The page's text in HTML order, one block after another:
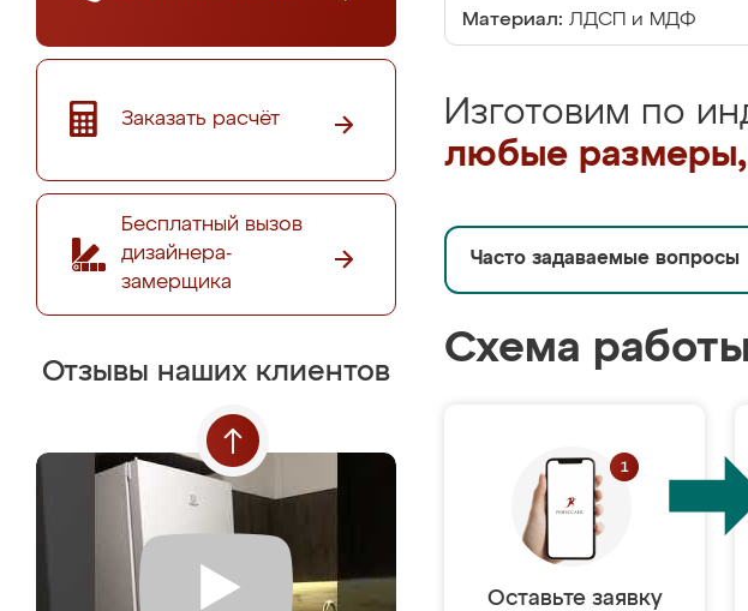
Заказать расчёт
Бесплатный вызов
дизайнера-
замерщика
Отзывы наших клиентов
Материал: ЛДСП и МДФ
Изготовим по
любые размеры,
Часто задаваемые вопросы
Схема работы
Оставьте заявку